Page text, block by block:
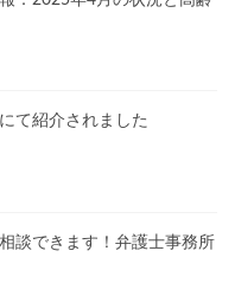
て紹介されました
談できます！弁護士事務所